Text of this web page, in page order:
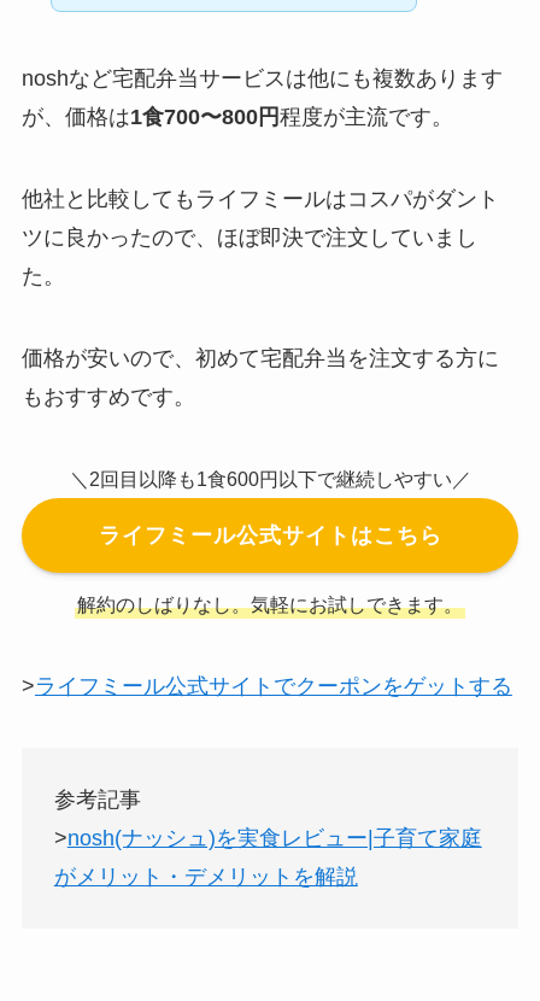
noshなど宅配弁当サービスは他にも複数あります
が、価格は1食700〜800円程度が主流です。
他社と比較してもライフミールはコスパがダント
ツに良かったので、ほぼ即決で注文していまし
た。
価格が安いので、初めて宅配弁当を注文する方に
もおすすめです。
＼2回目以降も1食600円以下で継続しやすい／
ライフミール公式サイトはこちら
解約のしばりなし。気軽にお試しできます。
>ライフミール公式サイトでクーポンをゲットする
参考記事
>nosh(ナッシュ)を実食レビュー|子育て家庭
がメリット・デメリットを解説